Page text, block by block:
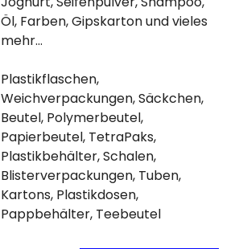
Öl, Farben, Gipskarton und vieles
mehr…
Plastikflaschen,
Weichverpackungen, Säckchen,
Beutel, Polymerbeutel,
Papierbeutel, TetraPaks,
Plastikbehälter, Schalen,
Blisterverpackungen, Tuben,
Kartons, Plastikdosen,
Pappbehälter, Teebeutel